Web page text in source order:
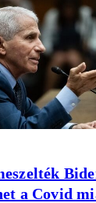
a Covid